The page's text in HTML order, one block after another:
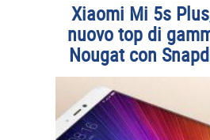
Xiaomi Mi 5s
nuovo top di
Nougat con